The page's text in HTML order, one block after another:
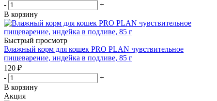
-
+
В корзину
Быстрый просмотр
Влажный корм для кошек PRO PLAN чувствительное
пищеварение, индейка в подливе, 85 г
120 ₽
-
+
В корзину
Акция